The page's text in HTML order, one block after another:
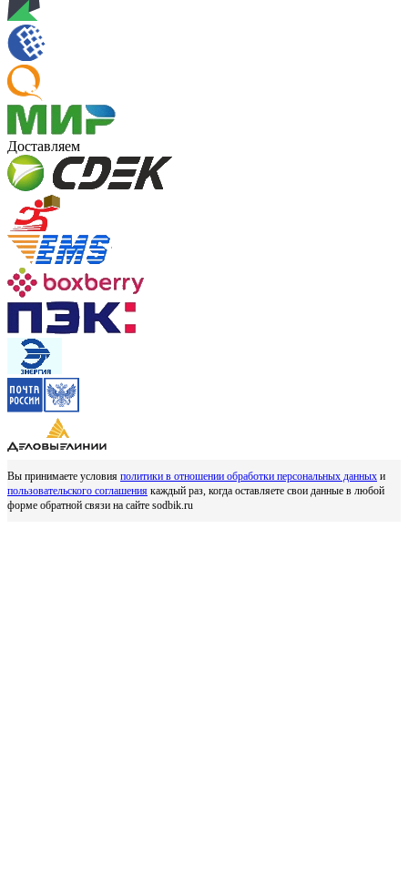
Доставляем
Вы принимаете условия политики в отношении обработки персональных данных и
пользовательского соглашения каждый раз, когда оставляете свои данные в любой
форме обратной связи на сайте sodbik.ru